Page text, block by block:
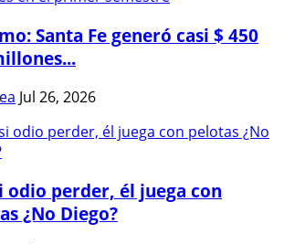
Santa Fe generó casi $ 450
Jul 26, 2026
odio perder, él juega con
¿No Diego?